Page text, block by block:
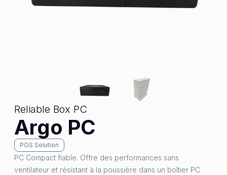
Reliable Box PC
Argo PC
POS Solution
PC Compact fiable. Offre des performances sans
ventilateur et résistant à la poussière dans un boîtier PC